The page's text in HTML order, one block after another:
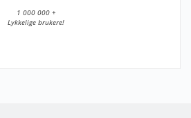
1 000 000 +
Lykkelige brukere!